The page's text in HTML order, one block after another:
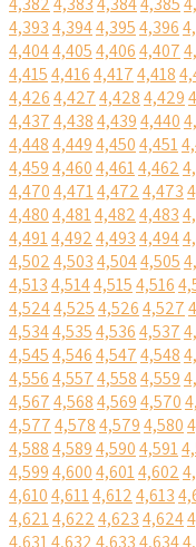
4,3934,3944,3954,396
4,4044,4054,4064,407
4,4154,4164,4174,418
4,4264,4274,4284,429
4,4374,4384,4394,440
4,4484,4494,4504,451
4,4594,4604,4614,462
4,4704,4714,4724,473
4,4804,4814,4824,483
4,4914,4924,4934,494
4,5024,5034,5044,505
4,5134,5144,5154,516
4,5244,5254,5264,527
4,5344,5354,5364,537
4,5454,5464,5474,548
4,5564,5574,5584,559
4,5674,5684,5694,570
4,5774,5784,5794,580
4,5884,5894,5904,591
4,5994,6004,6014,602
4,6104,6114,6124,613
4,6214,6224,6234,624